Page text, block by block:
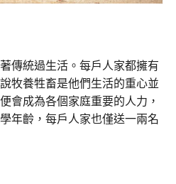
傳統過生活。每戶人家都擁有
牧養牲畜是他們生活的重心並
會成為各個家庭重要的人力，
年齡，每戶人家也僅送一兩名